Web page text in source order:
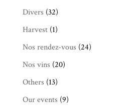
Divers (32)
Harvest(1)
Nos rendez-vous (24)
Nos vins (20)
Others (13)
Our events (9)